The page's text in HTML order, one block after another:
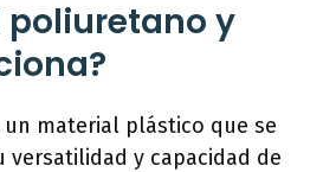
poliuretano y
material plástico que se
versatilidad y capacidad de